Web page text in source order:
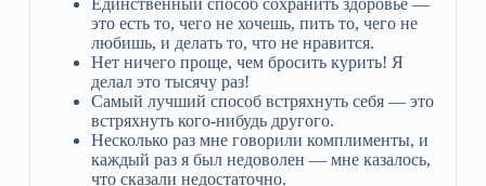
Единственный способ сохранить здоровье —
это есть то, чего не хочешь, пить то, чего не
любишь, и делать то, что не нравится.
Нет ничего проще, чем бросить курить! Я
делал это тысячу раз!
Самый лучший способ встряхнуть себя — это
встряхнуть кого-нибудь другого.
Несколько раз мне говорили комплименты, и
каждый раз я был недоволен — мне казалось,
что сказали недостаточно.